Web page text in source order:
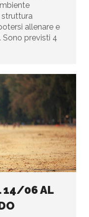
struttura
allenare e
Sono previsti 4
14/06 AL